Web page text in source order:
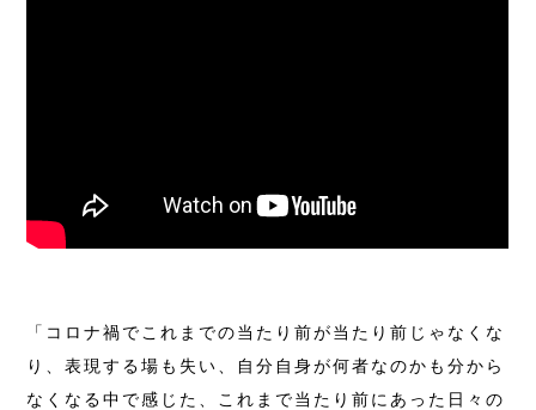
「コロナ禍でこれまでの当たり前が当たり前じゃなくな
り、表現する場も失い、自分自身が何者なのかも分から
なくなる中で感じた、これまで当たり前にあった日々の